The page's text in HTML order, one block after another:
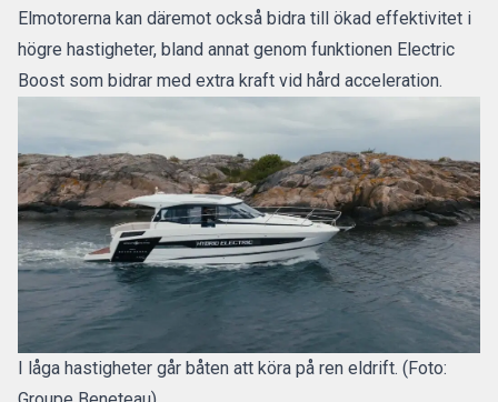
Elmotorerna kan däremot också bidra till ökad effektivitet i
högre hastigheter, bland annat genom funktionen Electric
Boost som bidrar med extra kraft vid hård acceleration.
I låga hastigheter går båten att köra på ren eldrift. (Foto: